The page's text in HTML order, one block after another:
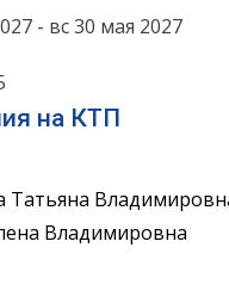
- вс 30 мая 2027
на КТП
Татьяна
Владимировна